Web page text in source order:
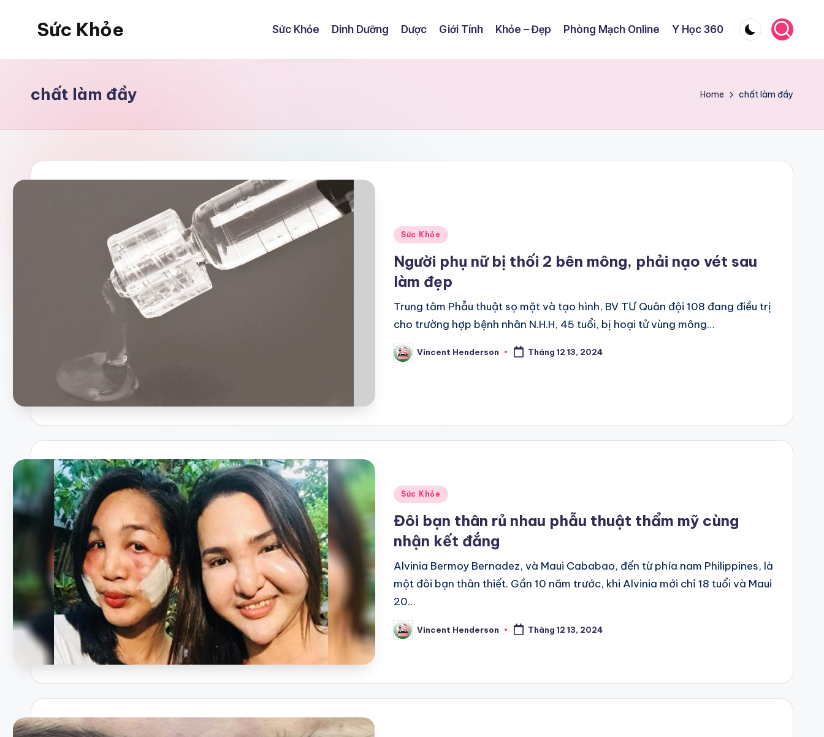
Sức Khỏe Sức Khỏe Dinh Dưỡng Dược Giới Tính Khỏe – Đẹp Phòng Mạch Online Y Học 360
chất làm đầy Home chất làm đầy
Posted
Sức Khỏe
Người phụ nữ bị thối 2 bên mông, phải nạo vét sau
làm đẹp
Trung tâm Phẫu thuật sọ mặt và tạo hình, BV TƯ Quân đội 108 đang điều trị
cho trường hợp bệnh nhân N.H.H, 45 tuổi, bị hoại tử vùng mông…
Posted
by
Vincent Henderson Tháng 12 13, 2024
Posted
Sức Khỏe
Đôi bạn thân rủ nhau phẫu thuật thẩm mỹ cùng
nhận kết đắng
Alvinia Bermoy Bernadez, và Maui Cababao, đến từ phía nam Philippines, là
một đôi bạn thân thiết. Gần 10 năm trước, khi Alvinia mới chỉ 18 tuổi và Maui
20…
Posted
by
Vincent Henderson Tháng 12 13, 2024